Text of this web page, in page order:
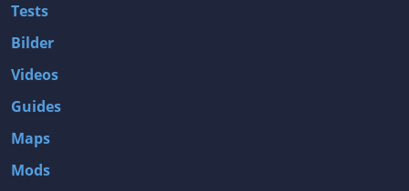
Tests
Bilder
Videos
Guides
Maps
Mods